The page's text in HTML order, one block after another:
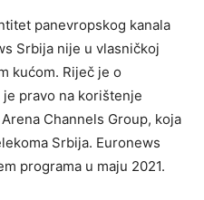
panevropskog kanala
Srbija nije u vlasničkoj
kućom. Riječ je o
pravo na korištenje
Channels Group, koja
Srbija. Euronews
programa u maju 2021.